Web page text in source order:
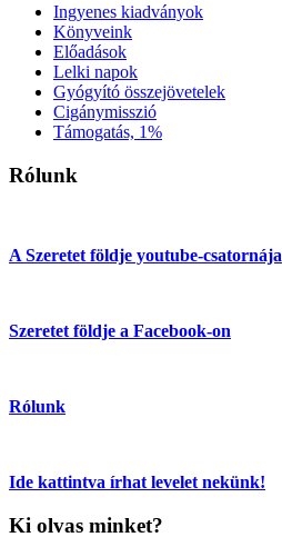
Ingyenes kiadványok
Könyveink
Előadások
Lelki napok
Gyógyító összejövetelek
Cigánymisszió
Támogatás, 1%
Rólunk
A Szeretet földje youtube-csatornája
Szeretet földje a Facebook-on
Rólunk
Ide kattintva írhat levelet nekünk!
Ki olvas minket?